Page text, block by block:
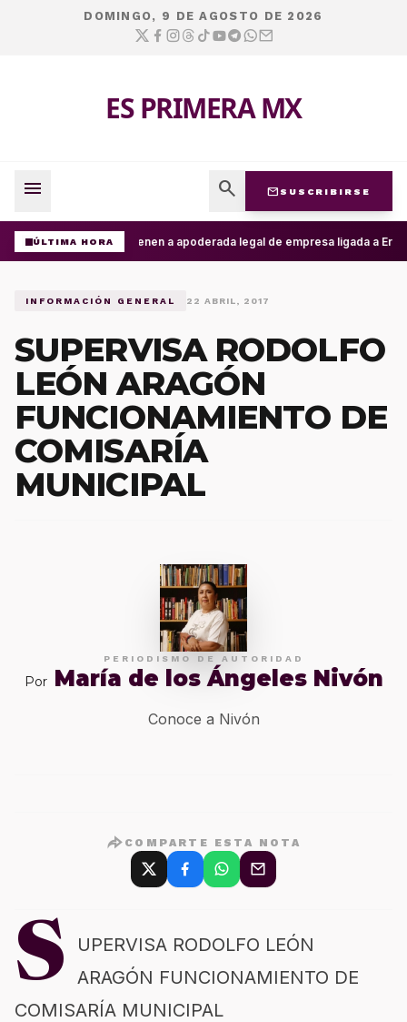
DOMINGO, 9 DE AGOSTO DE 2026
ES PRIMERA MX
menu search mail SUSCRIBIRSE
ÚLTIMA HORA Detienen a apoderada legal de empresa ligada a
INFORMACIÓN GENERAL 22 ABRIL, 2017
SUPERVISA RODOLFO
LEÓN ARAGÓN
FUNCIONAMIENTO DE
COMISARÍA
MUNICIPAL
PERIODISMO DE AUTORIDAD
Por María de los Ángeles Nivón
Conoce a Nivón
COMPARTE ESTA NOTA
S
UPERVISA RODOLFO LEÓN
ARAGÓN FUNCIONAMIENTO DE
COMISARÍA MUNICIPAL